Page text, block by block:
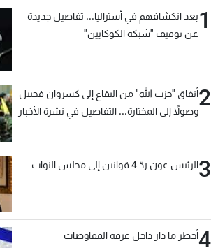
1بعد انكشافهم في أستراليا... تفاصيل جديدة
عن توقيف "شبكة الكوكايين"
2أنفاق "حزب الله" من البقاع إلى كسروان فجبيل
وصولاً إلى المختارة... التفاصيل في نشرة الأخبار
3الرئيس عون ردّ 4 قوانين إلى مجلس النواب
4أخطر ما دار داخل غرفة المفاوضات
لاعلاناتكم
شروط الإسـتخدام